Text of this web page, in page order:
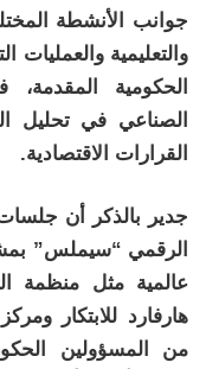
جوانب الأنشطة
والتعليمية
الحكومية
الصناعي في تحليل
القرارات الاقتصادية.
جدير بالذكر أن
عالمية مثل منظمة
هارفارد للابتكار
من المسؤولين